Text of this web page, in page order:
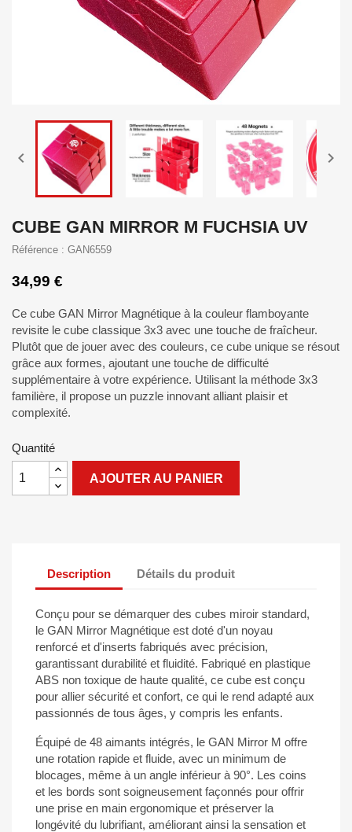
 
CUBE GAN MIRROR M FUCHSIA UV
Référence : GAN6559
34,99 €
Ce cube GAN Mirror Magnétique à la couleur flamboyante
revisite le cube classique 3x3 avec une touche de fraîcheur.
Plutôt que de jouer avec des couleurs, ce cube unique se résout
grâce aux formes, ajoutant une touche de difficulté
supplémentaire à votre expérience. Utilisant la méthode 3x3
familière, il propose un puzzle innovant alliant plaisir et
complexité.
Quantité
AJOUTER AU PANIER
Description Détails du produit
Conçu pour se démarquer des cubes miroir standard,
le GAN Mirror Magnétique est doté d'un noyau
renforcé et d'inserts fabriqués avec précision,
garantissant durabilité et fluidité. Fabriqué en plastique
ABS non toxique de haute qualité, ce cube est conçu
pour allier sécurité et confort, ce qui le rend adapté aux
passionnés de tous âges, y compris les enfants.
Équipé de 48 aimants intégrés, le GAN Mirror M offre
une rotation rapide et fluide, avec un minimum de
blocages, même à un angle inférieur à 90°. Les coins
et les bords sont soigneusement façonnés pour offrir
une prise en main ergonomique et préserver la
longévité du lubrifiant, améliorant ainsi la sensation et